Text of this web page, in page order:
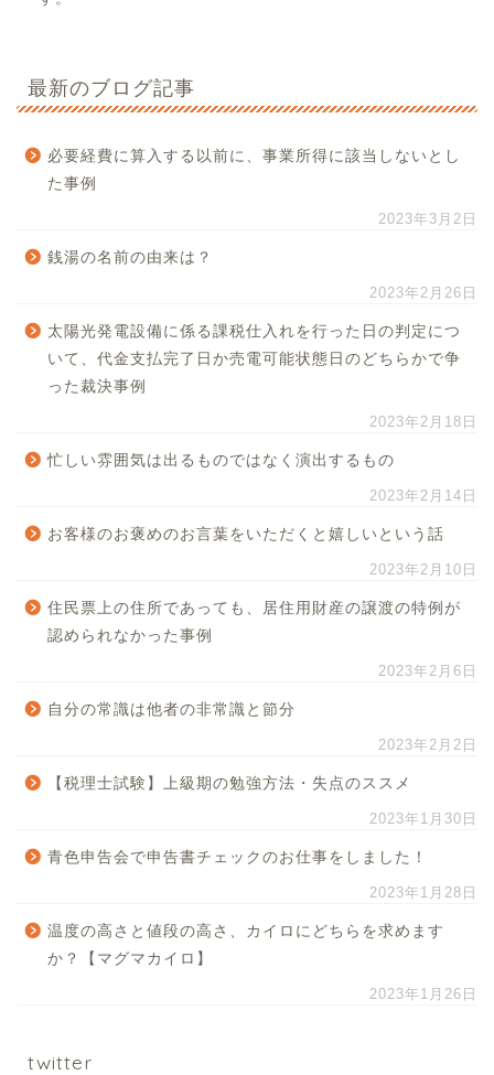
最新のブログ記事
必要経費に算入する以前に、事業所得に該当しないとし
た事例
2023年3月2日
銭湯の名前の由来は？
2023年2月26日
太陽光発電設備に係る課税仕入れを行った日の判定につ
いて、代金支払完了日か売電可能状態日のどちらかで争
った裁決事例
2023年2月18日
忙しい雰囲気は出るものではなく演出するもの
2023年2月14日
お客様のお褒めのお言葉をいただくと嬉しいという話
2023年2月10日
住民票上の住所であっても、居住用財産の譲渡の特例が
認められなかった事例
2023年2月6日
自分の常識は他者の非常識と節分
2023年2月2日
【税理士試験】上級期の勉強方法・失点のススメ
2023年1月30日
青色申告会で申告書チェックのお仕事をしました！
2023年1月28日
温度の高さと値段の高さ、カイロにどちらを求めます
か？【マグマカイロ】
2023年1月26日
twitter